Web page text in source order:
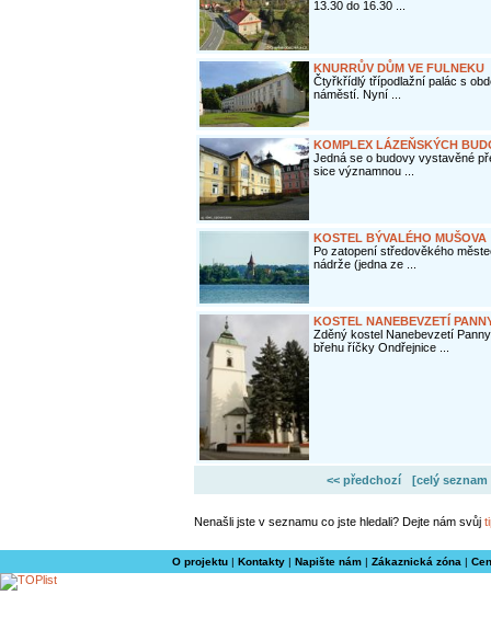
13.30 do 16.30 ...
KNURRŮV DŮM VE FULNEKU
Čtyřkřídlý třípodlažní palác s
náměstí. Nyní ...
KOMPLEX LÁZEŇSKÝCH
Jedná se o budovy vystavěné
sice významnou ...
KOSTEL BÝVALÉHO MUŠOVA
Po zatopení středověkého
nádrže (jedna ze ...
KOSTEL NANEBEVZETÍ
Zděný kostel Nanebevzetí
břehu říčky Ondřejnice ...
<< předchozí [celý seznam
Nenašli jste v seznamu co jste hledali? Dejte nám svůj
O projektu| Kontakty| Napište nám| Zákaznická zóna |